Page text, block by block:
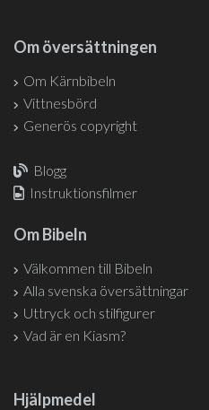
Om översättningen
Om Kärnbibeln
Vittnesbörd
Generös copyright
Blogg
Instruktionsfilmer
Om Bibeln
Välkommen till Bibeln
Alla svenska översättningar
Uttryck och stilfigurer
Vad är en Kiasm?
Hjälpmedel